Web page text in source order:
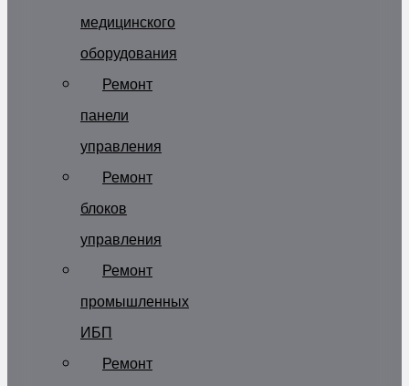
медицинского
оборудования
Ремонт
панели
управления
Ремонт
блоков
управления
Ремонт
промышленных
ИБП
Ремонт